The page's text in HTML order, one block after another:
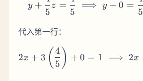
y +
5
z =
5
⟹ y + 0 =
5
代入第一行：
2x + 3 ( 5
4 ) + 0 = 1 ⟹ 2x